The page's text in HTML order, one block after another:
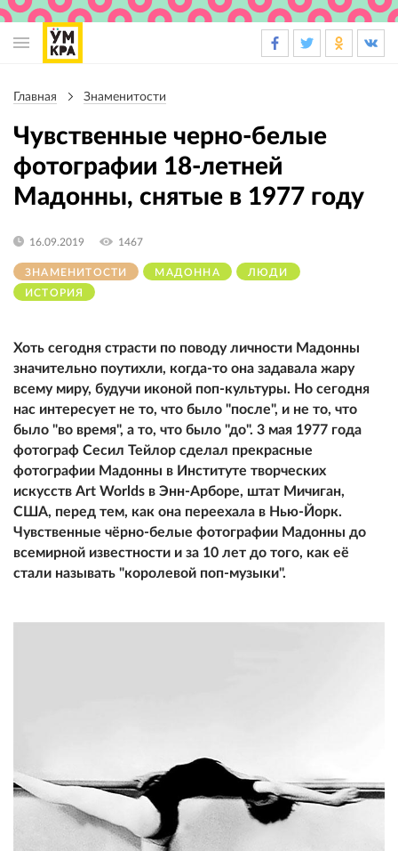
навигация
навигации
Главная Знаменитости
Чувственные черно-белые
фотографии 18-летней
Мадонны, снятые в 1977 году
ЗНАМЕНИТОСТИ МАДОННА
ЛЮДИ
ИСТОРИЯ
16.09.2019 1467
Хоть сегодня страсти по поводу личности Мадонны
значительно поутихли, когда-то она задавала жару
всему миру, будучи иконой поп-культуры. Но сегодня
нас интересует не то, что было "после", и не то, что
было "во время", а то, что было "до". 3 мая 1977 года
фотограф Сесил Тейлор сделал прекрасные
фотографии Мадонны в Институте творческих
искусств Art Worlds в Энн-Арборе, штат Мичиган,
США, перед тем, как она переехала в Нью-Йорк.
Чувственные чёрно-белые фотографии Мадонны до
всемирной известности и за 10 лет до того, как её
стали называть "королевой поп-музыки".